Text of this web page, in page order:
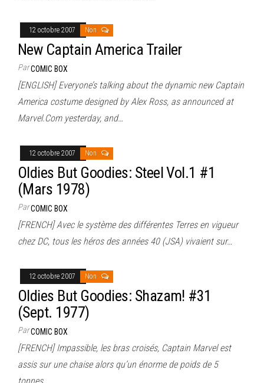
12 octobre 2007 Non
New Captain America Trailer
ParCOMIC BOX
[ENGLISH] Everyone’s talking about the dynamic new Captain
America costume designed by Alex Ross, as announced at
Marvel.Com yesterday, and…
12 octobre 2007 Non
Oldies But Goodies: Steel Vol.1 #1
(Mars 1978)
ParCOMIC BOX
[FRENCH] Avec le système des différentes Terres en vigueur
chez DC, tous les héros des années 40 (JSA) vivaient sur…
12 octobre 2007 Non
Oldies But Goodies: Shazam! #31
(Sept. 1977)
ParCOMIC BOX
[FRENCH] Impassible, les bras croisés, Captain Marvel est
assis sur une chaise alors qu’un énorme de poids de 5
tonnes…